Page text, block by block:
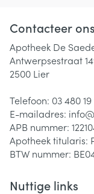
Contacteer ons
Apotheek De
Antwerpsestraat
2500 Lier
Telefoon: 03 480 19
E-mailadres: info@
APB nummer:
Apotheek titularis:
BTW nummer:
Nuttige links